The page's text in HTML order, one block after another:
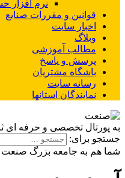
نرم افزار
قوانین و مقررات صنایع
اخبار سایت
وبلاگ
مطالب آموزشی
پرسش و پاسخ
باشگاه مشتریان
رسانه سایت
نمایندگان استانها
به پورتال تخصصی و حرفه ای
جستجو برای:
شما هم به جامعه بزرگ صنعت و